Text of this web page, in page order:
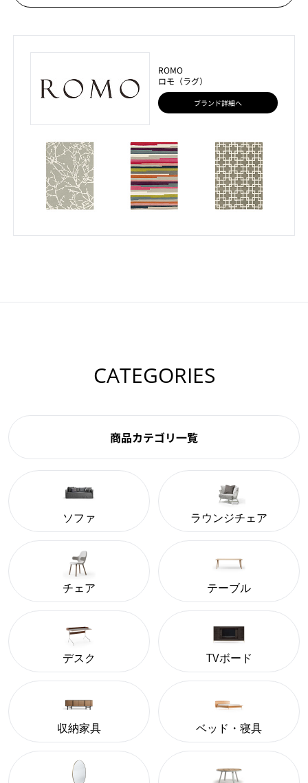
ROMO
ロモ（ラグ）
ブランド詳細へ
CATEGORIES
商品カテゴリ一覧
ソファ ラウンジチェア
チェア テーブル
デスク TVボード
収納家具 ベッド・寝具